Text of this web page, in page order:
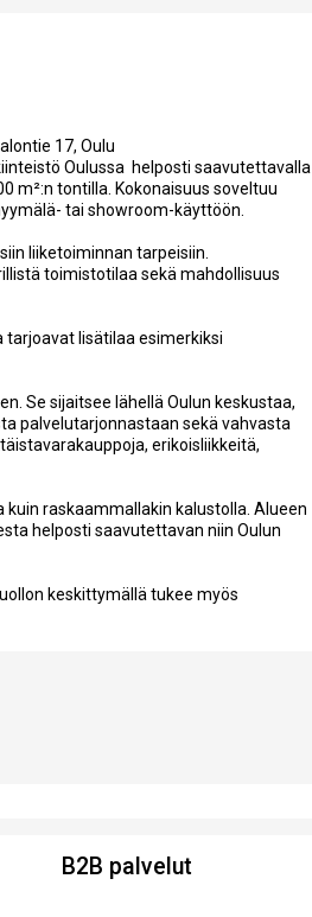
17, Oulu
Oulussa helposti saavutettavalla
m²:n tontilla. Kokonaisuus soveltuu
tai showroom-käyttöön.
liiketoiminnan tarpeisiin.
toimistotilaa sekä mahdollisuus
tarjoavat lisätilaa esimerkiksi
Se sijaitsee lähellä Oulun keskustaa,
palvelutarjonnastaan sekä vahvasta
erikoisliikkeitä,
raskaammallakin kalustolla. Alueen
helposti saavutettavan niin Oulun
keskittymällä tukee myös
B2B palvelut